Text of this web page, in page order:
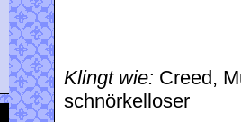
Klingt wie: Creed,
schnörkelloser